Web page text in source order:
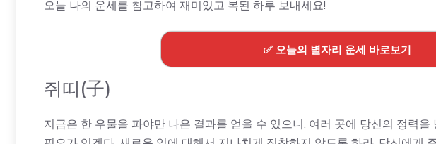
오늘 나의 운세를 참고하여 재미있고 복된 하루 보내세요!
✅ 오늘의 별자리 운세 바로보기
쥐띠(子)
지금은 한 우물을 파야만 나은 결과를 얻을 수 있으니, 여러 곳에 당신의 정력